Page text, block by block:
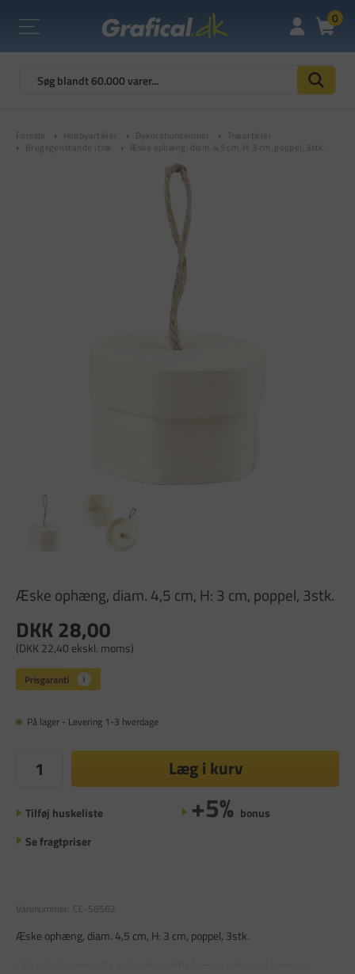
0
Forside Hobbyartikler Dekorationsemner
Træartikler
Brugsgenstande i træ
Æske ophæng, diam. 4,5 cm, H: 3 cm, poppel, 3stk.
Æske ophæng, diam. 4,5 cm, H: 3 cm, poppel, 3stk.
DKK 28,00
(DKK 22,40 ekskl. moms)
På lager - Levering 1-3 hverdage
Læg i kurv
Tilføj huskeliste +5% bonus
Se fragtpriser
Varenummer: CC-56562
Æske ophæng, diam. 4,5 cm, H: 3 cm, poppel, 3stk.